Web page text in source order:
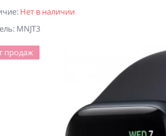
Нет в наличии
MNJT3
продаж